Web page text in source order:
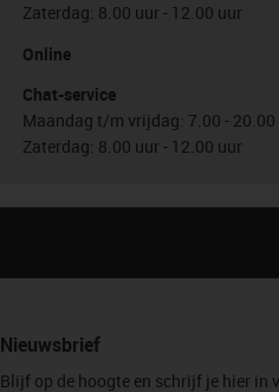
Zaterdag: 8.00 uur - 12.00 uur
Online
Chat-service
Maandag t/m vrijdag: 7.00 - 20.00
Zaterdag: 8.00 uur - 12.00 uur
Nieuwsbrief
Blijf op de hoogte en schrijf je hier in